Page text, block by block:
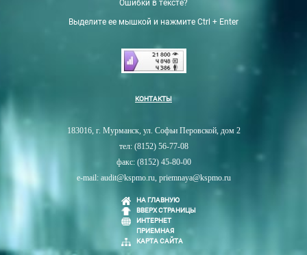
Ошибки в тексте?
Выделите ее мышкой и нажмите Ctrl + Enter
КОНТАКТЫ
183016, г. Мурманск, ул. Софьи Перовской, дом 2
тел: (8152) 56-77-08
факс: (8152) 45-80-00
e-mail: audit@kspmo.ru, priemnaya@kspmo.ru
НА ГЛАВНУЮ
ВВЕРХ СТРАНИЦЫ
ИНТЕРНЕТ
ПРИЕМНАЯ
КАРТА САЙТА